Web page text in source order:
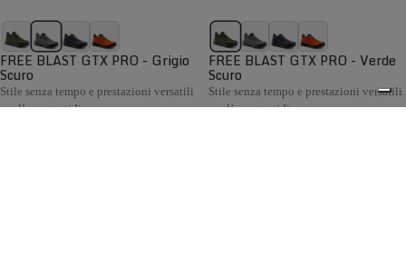
FREE BLAST GTX PRO - Grigio
Scuro
Stile senza tempo e prestazioni versatili
per l’uso quotidiano
FREE BLAST GTX PRO - Verde
Scuro
Stile senza tempo e prestazioni versatili
per l’uso quotidiano